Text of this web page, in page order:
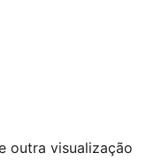
outra visualização